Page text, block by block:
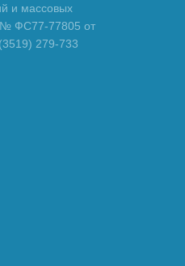
и массовых
№ ФС77-77805 от
279-733